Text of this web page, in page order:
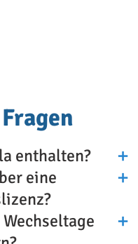
enthalten?
eine